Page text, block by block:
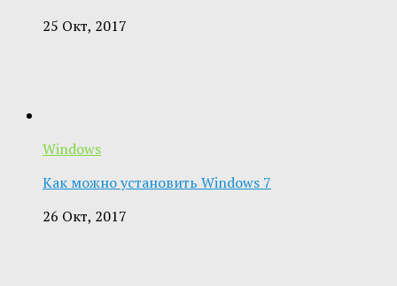
25 Окт, 2017
Windows
Как можно установить Windows 7
26 Окт, 2017